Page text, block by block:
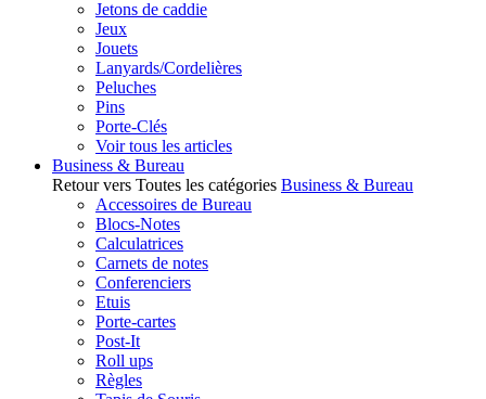
Jetons de caddie
Jeux
Jouets
Lanyards/Cordelières
Peluches
Pins
Porte-Clés
Voir tous les articles
Business & Bureau
Retour vers Toutes les catégories Business & Bureau
Accessoires de Bureau
Blocs-Notes
Calculatrices
Carnets de notes
Conferenciers
Etuis
Porte-cartes
Post-It
Roll ups
Règles